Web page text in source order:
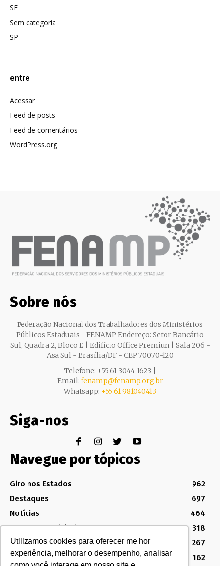
Utilizamos cookies para oferecer melhor
experiência, melhorar o desempenho, analisar
SE
Sem categoria
SP
entre
Acessar
Feed de posts
Feed de comentários
WordPress.org
Sobre nós
Federação Nacional dos Trabalhadores dos Ministérios
Públicos Estaduais - FENAMP Endereço: Setor Bancário
Sul, Quadra 2, Bloco E | Edifício Office Premiun | Sala 206 -
Asa Sul - Brasília/DF - CEP 70070-120
Telefone: +55 61 3044-1623 |
Email: fenamp@fenamp.org.br
Whatsapp: +55 61 981040413
Siga-nos
Navegue por tópicos
Giro nos Estados
962
Destaques
697
Notícias
464
Assuntos Legislativos
318
Política Sindical e Institucional
267
Destaques do Legislativo
162